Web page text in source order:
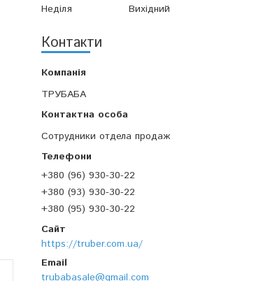
Неділя
Вихідний
Контакти
ТРУБАБА
Сотрудники отдела продаж
+380 (96) 930-30-22
+380 (93) 930-30-22
+380 (95) 930-30-22
https://truber.com.ua/
trubabasale@gmail.com